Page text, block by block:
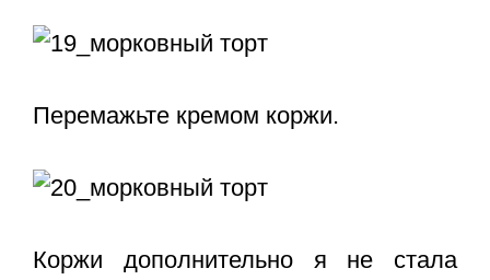
Перемажьте кремом коржи.
Коржи дополнительно я не стала